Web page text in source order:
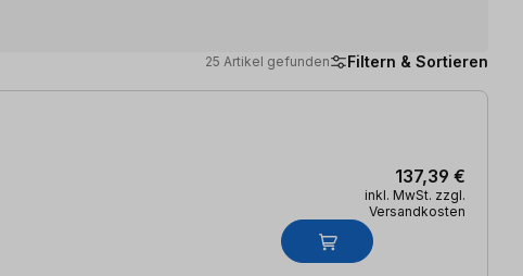
25 Artikel gefunden Filtern & Sortieren
137,39 €
inkl. MwSt. zzgl.
Versandkosten